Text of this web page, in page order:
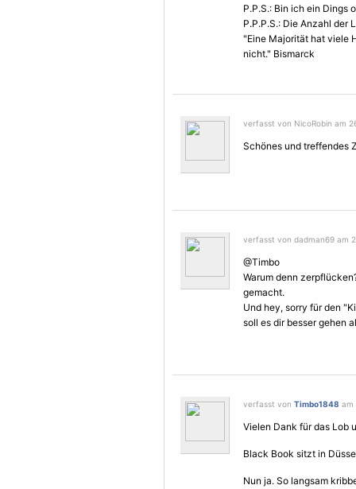
P.P.S.: Bin ich ein Dings
P.P.P.S.: Die Anzahl der
"Eine Majorität hat viele
nicht." Bismarck
verfasst von NicoRobin am
Schönes und treffendes
verfasst von dadman69 am
@Timbo
Warum denn
gemacht.
Und hey, sorry für den
soll es dir besser gehen
verfasst von Timbo1848 am
Vielen Dank für das Lob
Black Book sitzt in
Nun ja. So langsam